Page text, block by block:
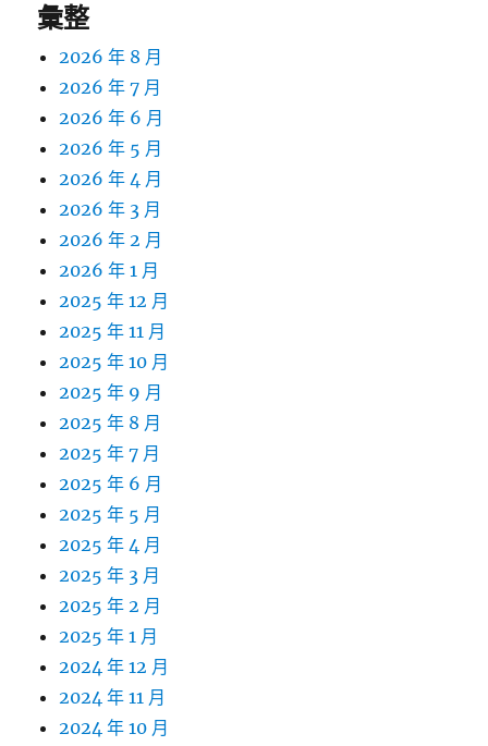
彙整
2026 年 8 月
2026 年 7 月
2026 年 6 月
2026 年 5 月
2026 年 4 月
2026 年 3 月
2026 年 2 月
2026 年 1 月
2025 年 12 月
2025 年 11 月
2025 年 10 月
2025 年 9 月
2025 年 8 月
2025 年 7 月
2025 年 6 月
2025 年 5 月
2025 年 4 月
2025 年 3 月
2025 年 2 月
2025 年 1 月
2024 年 12 月
2024 年 11 月
2024 年 10 月